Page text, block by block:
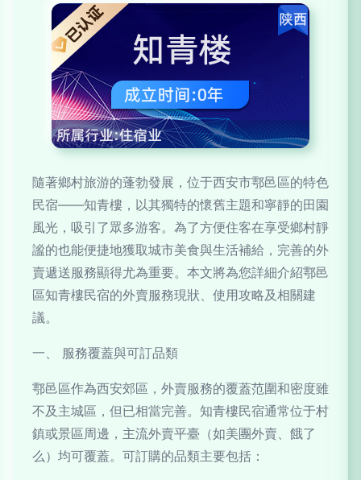
隨著鄉村旅游的蓬勃發展，位于西安市鄠邑區的特色
民宿——知青樓，以其獨特的懷舊主題和寧靜的田園
風光，吸引了眾多游客。為了方便住客在享受鄉村靜
謐的也能便捷地獲取城市美食與生活補給，完善的外
賣遞送服務顯得尤為重要。本文將為您詳細介紹鄠邑
區知青樓民宿的外賣服務現狀、使用攻略及相關建
議。
一、 服務覆蓋與可訂品類
鄠邑區作為西安郊區，外賣服務的覆蓋范圍和密度雖
不及主城區，但已相當完善。知青樓民宿通常位于村
鎮或景區周邊，主流外賣平臺（如美團外賣、餓了
么）均可覆蓋。可訂購的品類主要包括：